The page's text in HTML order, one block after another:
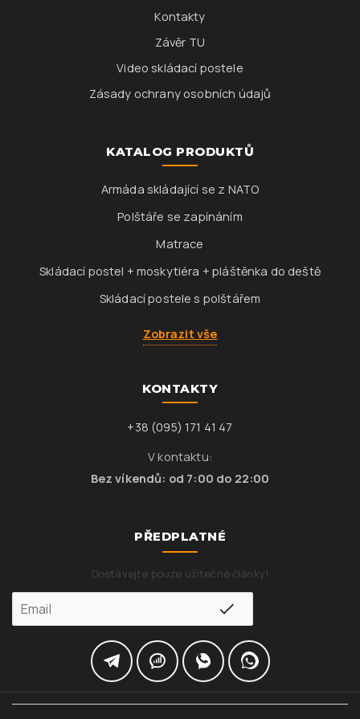
Kontakty
Závěr TU
Video skládací postele
Zásady ochrany osobních údajů
KATALOG PRODUKTŮ
Armáda skládající se z NATO
Polštáře se zapínáním
Matrace
Skládací postel + moskytiéra + pláštěnka do deště
Skládací postele s polštářem
Zobrazit vše
KONTAKTY
+38 (095) 171 41 47
V kontaktu:
Bez víkendů: od 7:00 do 22:00
PŘEDPLATNÉ
Dostávejte pouze užitečné články!